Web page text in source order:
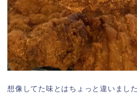
想像してた味とはちょっと違いまし